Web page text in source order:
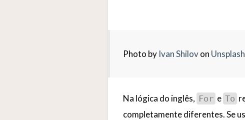
Photo by Ivan Shilovon Unsplash
Na lógica do inglês, For e To
completamente diferentes. Se